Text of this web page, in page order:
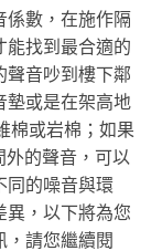
係數，在施作隔
能找到最合適的
聲音吵到樓下鄰
墊或是在架高地
棉或岩棉；如果
外的聲音，可以
同的噪音與環
異，以下將為您
，請您繼續閱